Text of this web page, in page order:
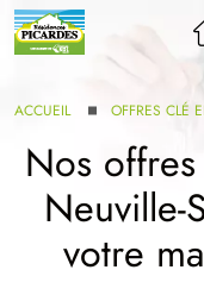
GAMME
ACCUEIL OFFRES CLÉ
Nos
Neuville-
votre